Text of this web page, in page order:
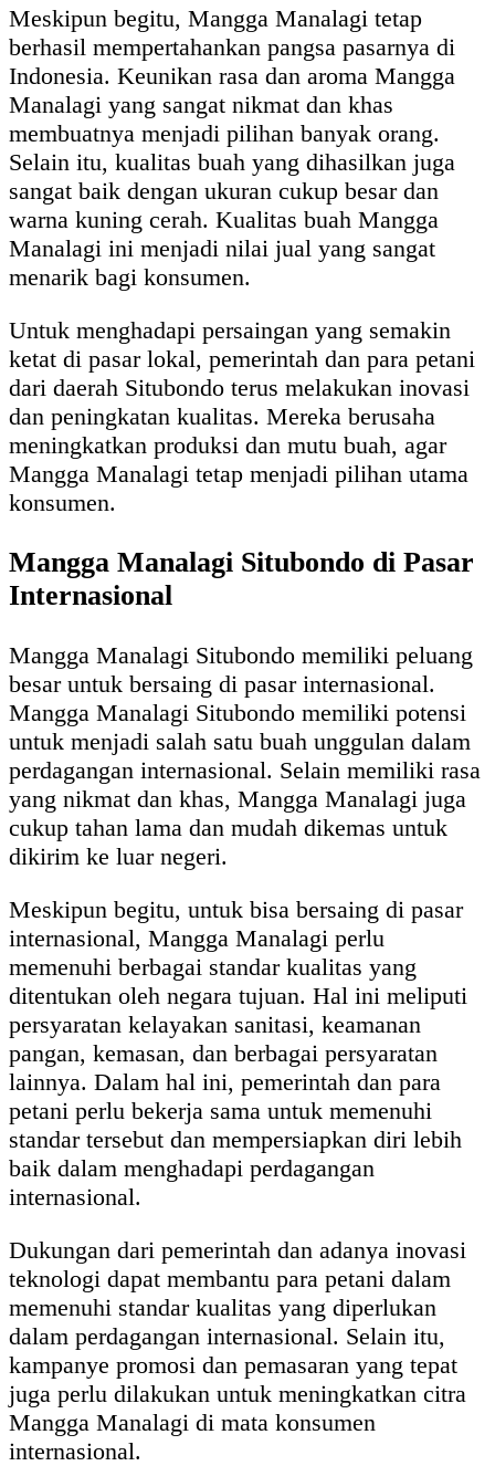
Meskipun begitu, Mangga Manalagi tetap
berhasil mempertahankan pangsa pasarnya di
Indonesia. Keunikan rasa dan aroma Mangga
Manalagi yang sangat nikmat dan khas
membuatnya menjadi pilihan banyak orang.
Selain itu, kualitas buah yang dihasilkan juga
sangat baik dengan ukuran cukup besar dan
warna kuning cerah. Kualitas buah Mangga
Manalagi ini menjadi nilai jual yang sangat
menarik bagi konsumen.
Untuk menghadapi persaingan yang semakin
ketat di pasar lokal, pemerintah dan para petani
dari daerah Situbondo terus melakukan inovasi
dan peningkatan kualitas. Mereka berusaha
meningkatkan produksi dan mutu buah, agar
Mangga Manalagi tetap menjadi pilihan utama
konsumen.
Mangga Manalagi Situbondo di Pasar
Internasional
Mangga Manalagi Situbondo memiliki peluang
besar untuk bersaing di pasar internasional.
Mangga Manalagi Situbondo memiliki potensi
untuk menjadi salah satu buah unggulan dalam
perdagangan internasional. Selain memiliki rasa
yang nikmat dan khas, Mangga Manalagi juga
cukup tahan lama dan mudah dikemas untuk
dikirim ke luar negeri.
Meskipun begitu, untuk bisa bersaing di pasar
internasional, Mangga Manalagi perlu
memenuhi berbagai standar kualitas yang
ditentukan oleh negara tujuan. Hal ini meliputi
persyaratan kelayakan sanitasi, keamanan
pangan, kemasan, dan berbagai persyaratan
lainnya. Dalam hal ini, pemerintah dan para
petani perlu bekerja sama untuk memenuhi
standar tersebut dan mempersiapkan diri lebih
baik dalam menghadapi perdagangan
internasional.
Dukungan dari pemerintah dan adanya inovasi
teknologi dapat membantu para petani dalam
memenuhi standar kualitas yang diperlukan
dalam perdagangan internasional. Selain itu,
kampanye promosi dan pemasaran yang tepat
juga perlu dilakukan untuk meningkatkan citra
Mangga Manalagi di mata konsumen
internasional.